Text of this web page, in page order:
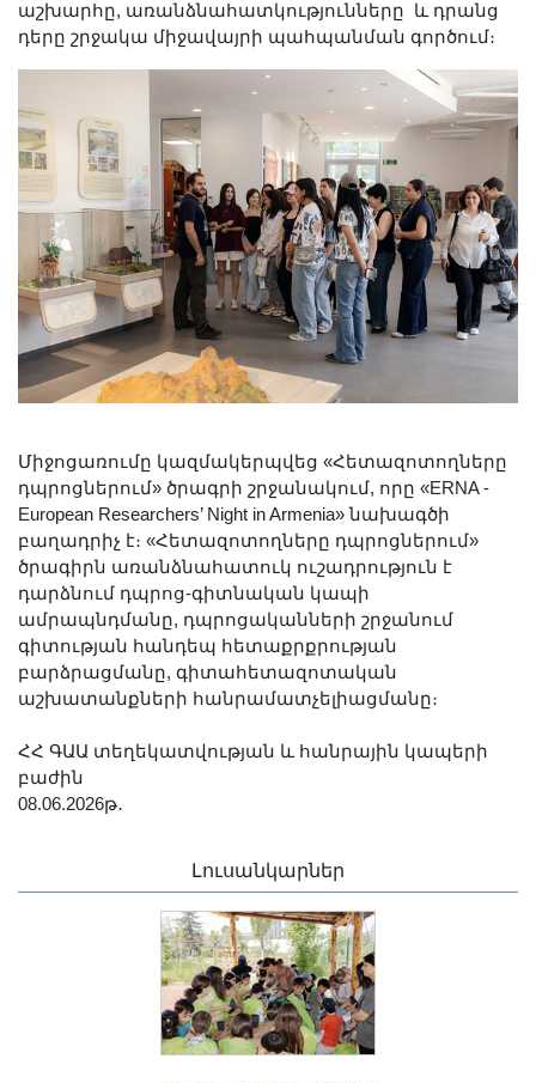
ամբիոն
Կայքի քարտեզ
Որոնում
աշխարհը, առանձնահատկությունները և դրանց
դերը շրջակա միջավայրի պահպանման գործում։
Միջոցառումը կազմակերպվեց «Հետազոտողները
դպրոցներում» ծրագրի շրջանակում, որը «ERNA -
European Researchers’ Night in Armenia» նախագծի
բաղադրիչ է։ «Հետազոտողները դպրոցներում»
ծրագիրն առանձնահատուկ ուշադրություն է
դարձնում դպրոց-գիտնական կապի
ամրապնդմանը, դպրոցականների շրջանում
գիտության հանդեպ հետաքրքրության
բարձրացմանը, գիտահետազոտական
աշխատանքների հանրամատչելիացմանը։
ՀՀ ԳԱԱ տեղեկատվության և հանրային կապերի
բաժին
08.06.2026թ․
Լուսանկարներ